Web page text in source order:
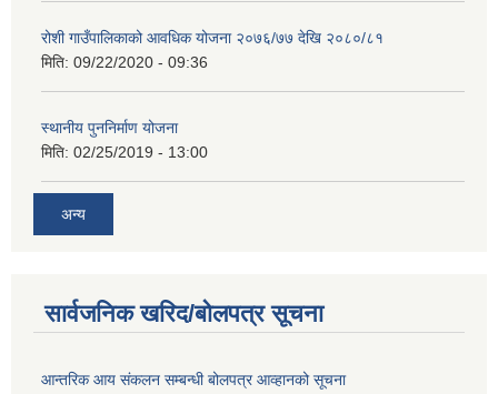
रोशी गाउँपालिकाको आवधिक योजना २०७६/७७ देखि २०८०/८१
मिति: 09/22/2020 - 09:36
स्थानीय पुननिर्माण योजना
मिति: 02/25/2019 - 13:00
अन्य
सार्वजनिक खरिद/बोलपत्र सूचना
आन्तरिक आय संकलन सम्बन्धी बोलपत्र आव्हानको सूचना